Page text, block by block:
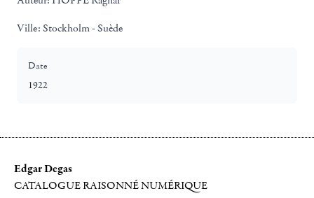
Ville: Stockholm - Suède
Date
1922
Edgar Degas
CATALOGUE RAISONNÉ NUMÉRIQUE